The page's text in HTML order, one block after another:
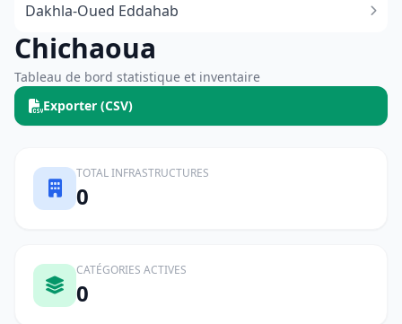
Dakhla-Oued Eddahab
Chichaoua
Tableau de bord statistique et inventaire
Exporter (CSV)
TOTAL INFRASTRUCTURES
0
CATÉGORIES ACTIVES
0